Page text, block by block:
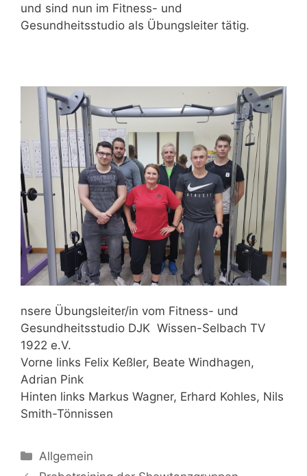
und sind nun im Fitness- und
Gesundheitsstudio als Übungsleiter tätig.
nsere Übungsleiter/in vom Fitness- und
Gesundheitsstudio DJK Wissen-Selbach TV
1922 e.V.
Vorne links Felix Keßler, Beate Windhagen,
Adrian Pink
Hinten links Markus Wagner, Erhard Kohles, Nils
Smith-Tönnissen
Allgemein